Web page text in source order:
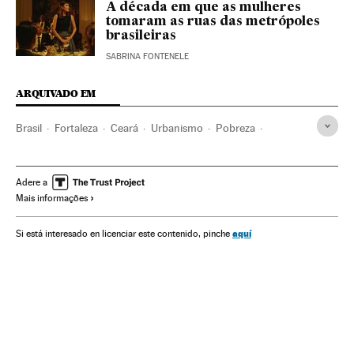
A década em que as mulheres
tomaram as ruas das metrópoles
brasileiras
SABRINA FONTENELE
ARQUIVADO EM
Brasil Fortaleza Ceará Urbanismo Pobreza
Adere a
Mais informações
Si está interesado en licenciar este contenido, pinche aquí